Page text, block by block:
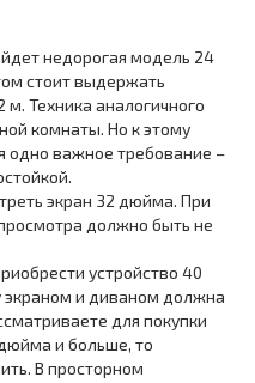
недорогая модель 24
стоит выдержать
Техника аналогичного
комнаты. Но к этому
важное требование –
экран 32 дюйма. При
должно быть не
устройство 40
и диваном должна
для покупки
и больше, то
В просторном